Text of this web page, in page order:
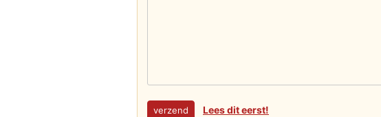
Lees dit eerst!